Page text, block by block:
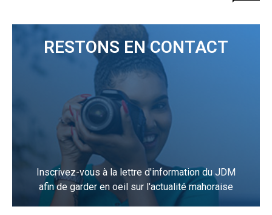
RESTONS EN CONTACT
Inscrivez-vous à la lettre d'information du JDM
afin de garder en oeil sur l'actualité mahoraise